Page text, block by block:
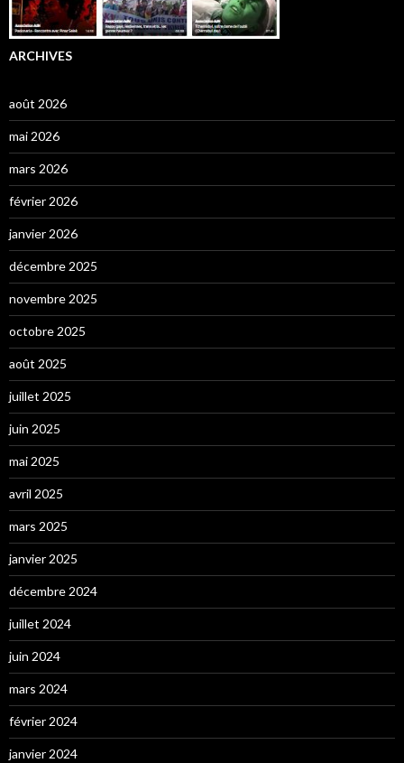
ARCHIVES
août 2026
mai 2026
mars 2026
février 2026
janvier 2026
décembre 2025
novembre 2025
octobre 2025
août 2025
juillet 2025
juin 2025
mai 2025
avril 2025
mars 2025
janvier 2025
décembre 2024
juillet 2024
juin 2024
mars 2024
février 2024
janvier 2024